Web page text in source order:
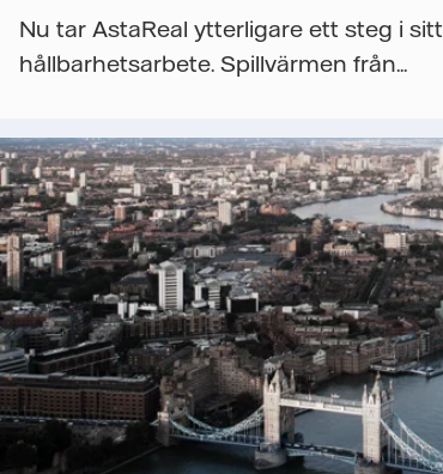
Nu tar AstaReal ytterligare ett steg i sitt
hållbarhetsarbete. Spillvärmen från...